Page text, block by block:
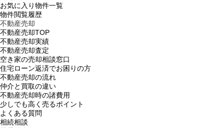
お気に入り物件一覧
物件閲覧履歴
不動産売却
不動産売却TOP
不動産売却実績
不動産売却査定
空き家の売却相談窓口
住宅ローン返済でお困りの方
不動産売却の流れ
仲介と買取の違い
不動産売却時の諸費用
少しでも高く売るポイント
よくある質問
相続相談